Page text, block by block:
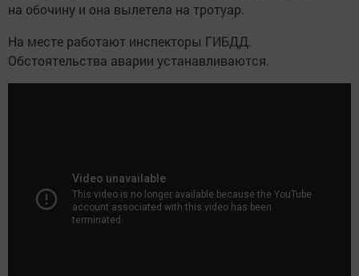
на обочину и она вылетела на тротуар.
На месте работают инспекторы ГИБДД.
Обстоятельства аварии устанавливаются.